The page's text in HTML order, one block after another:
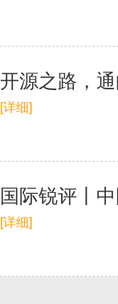
开源之路，
[详细]
国际锐评丨
[详细]